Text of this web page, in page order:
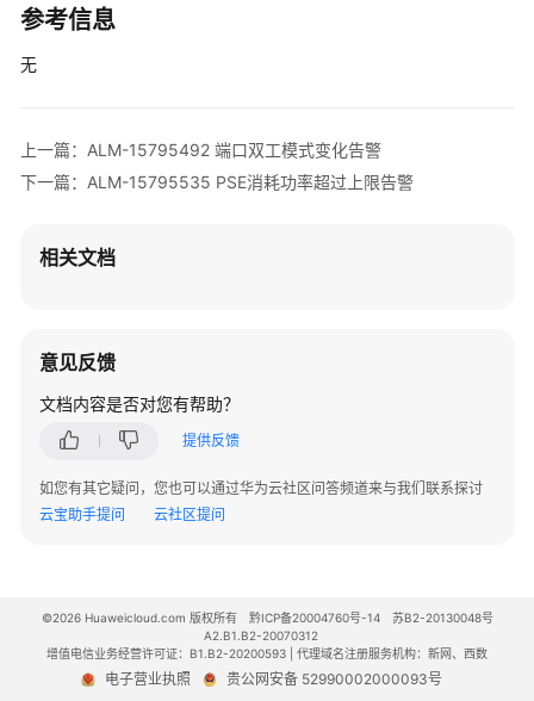
备
告
AR
警
V500
版
FW
告
版
本
LSW
参考信息
无
上一篇：ALM-15795492 端口双工模式变化告警
下一篇：ALM-15795535 PSE消耗功率超过上限告警
相关文档
意见反馈
文档内容是否对您有帮助？
提供反馈
如您有其它疑问，您也可以通过华为云社区问答频道来与我们联系探讨
云宝助手提问
云社区提问
©2026 Huaweicloud.com 版权所有 黔ICP备20004760号-14
苏B2-20130048号
A2.B1.B2-20070312
增值电信业务经营许可证：B1.B2-20200593 | 代理域名注册服务机构：新网、西数
电子营业执照 贵公网安备 52990002000093号